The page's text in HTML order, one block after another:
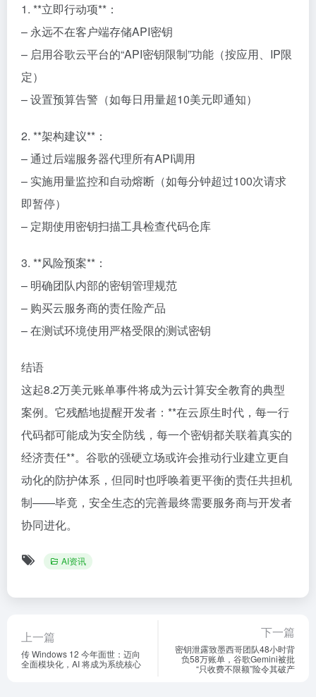
1. **立即行动项**：
– 永远不在客户端存储API密钥
– 启用谷歌云平台的“API密钥限制”功能（按应用、IP限
定）
– 设置预算告警（如每日用量超10美元即通知）
2. **架构建议**：
– 通过后端服务器代理所有API调用
– 实施用量监控和自动熔断（如每分钟超过100次请求
即暂停）
– 定期使用密钥扫描工具检查代码仓库
3. **风险预案**：
– 明确团队内部的密钥管理规范
– 购买云服务商的责任险产品
– 在测试环境使用严格受限的测试密钥
结语
这起8.2万美元账单事件将成为云计算安全教育的典型
案例。它残酷地提醒开发者：**在云原生时代，每一行
代码都可能成为安全防线，每一个密钥都关联着真实的
经济责任**。谷歌的强硬立场或许会推动行业建立更自
动化的防护体系，但同时也呼唤着更平衡的责任共担机
制——毕竟，安全生态的完善最终需要服务商与开发者
协同进化。
AI资讯
上一篇
传 Windows 12 今年面世：迈向
全面模块化，AI 将成为系统核心
下一篇
密钥泄露致墨西哥团队48小时背
负58万账单，谷歌Gemini被批
“只收费不限额”险令其破产